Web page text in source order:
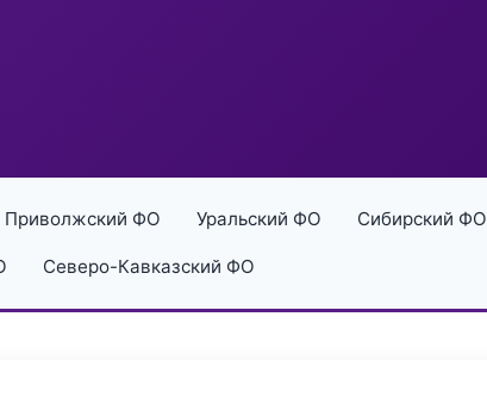
Приволжский ФО Уральский ФО Сибирский ФО
Северо-Кавказский ФО